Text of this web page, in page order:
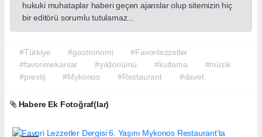
hukuki muhataplar haberi geçen ajanslar olup sitemizin hiç
bir editörü sorumlu tutulamaz...
#Türkiye #gastronomi
#Favorilezzetler
#favorimekanlar
#yıldönümü #kutlama
#müzik
#prestij
#Mykonos #Restaurant #davet
Habere Ek Fotoğraf(lar)